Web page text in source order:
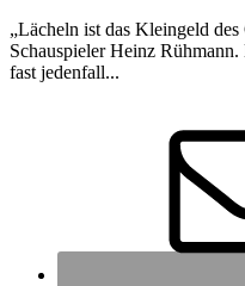
„Lächeln ist das Kleingeld des
Schauspieler Heinz
fast jedenfall...